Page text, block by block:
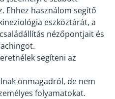
Ehhez használom segítő
eszköztárát, a
nézőpontjait és
segíteni az
önmagadról, de nem
folyamatokat.